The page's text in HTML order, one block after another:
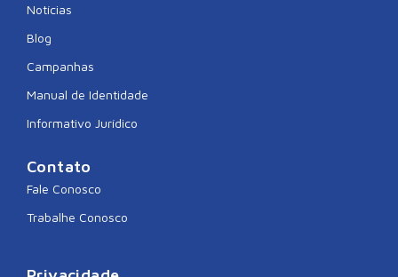
Notícias
Blog
Campanhas
Manual de Identidade
Informativo Jurídico
Contato
Fale Conosco
Trabalhe Conosco